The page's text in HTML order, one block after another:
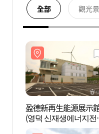
全部 觀光
盈德新再生能源展示
(영덕 신재생에너지전
관)